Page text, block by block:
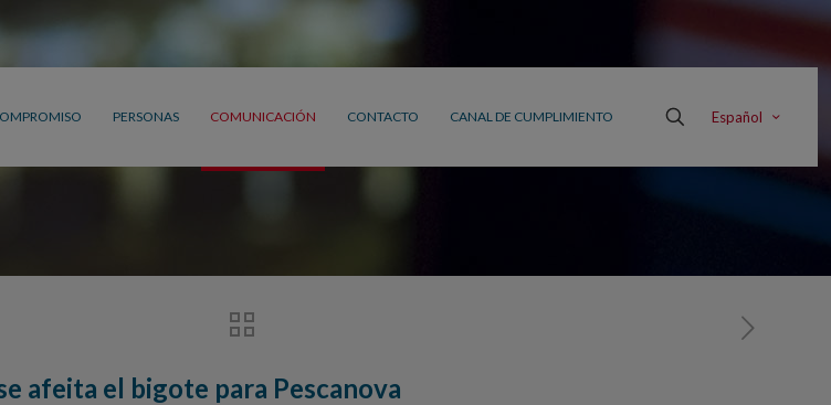
PERSONAS COMUNICACIÓN CONTACTO CANAL DE CUMPLIMIENTO Español
afeita el bigote para Pescanova